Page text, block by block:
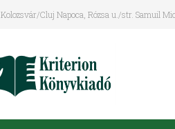
Kolozsvár/Cluj Napoca, Rózsa u./str. Samuil